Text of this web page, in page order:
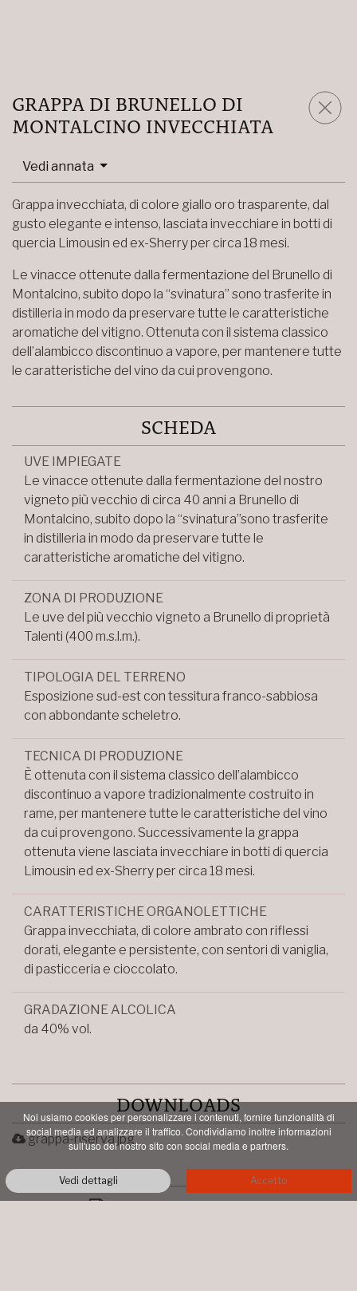
GRAPPA DI BRUNELLO DI
MONTALCINO INVECCHIATA
Vedi annata
Grappa invecchiata, di colore giallo oro trasparente, dal
gusto elegante e intenso, lasciata invecchiare in botti di
quercia Limousin ed ex-Sherry per circa 18 mesi.
Le vinacce ottenute dalla fermentazione del Brunello di
Montalcino, subito dopo la “svinatura” sono trasferite in
distilleria in modo da preservare tutte le caratteristiche
aromatiche del vitigno. Ottenuta con il sistema classico
dell’alambicco discontinuo a vapore, per mantenere tutte
le caratteristiche del vino da cui provengono.
SCHEDA
UVE IMPIEGATE
Le vinacce ottenute dalla fermentazione del nostro
vigneto più vecchio di circa 40 anni a Brunello di
Montalcino, subito dopo la “svinatura”sono trasferite
in distilleria in modo da preservare tutte le
caratteristiche aromatiche del vitigno.
ZONA DI PRODUZIONE
Le uve del più vecchio vigneto a Brunello di proprietà
Talenti (400 m.s.l.m.).
TIPOLOGIA DEL TERRENO
Esposizione sud-est con tessitura franco-sabbiosa
con abbondante scheletro.
TECNICA DI PRODUZIONE
È ottenuta con il sistema classico dell’alambicco
discontinuo a vapore tradizionalmente costruito in
rame, per mantenere tutte le caratteristiche del vino
da cui provengono. Successivamente la grappa
ottenuta viene lasciata invecchiare in botti di quercia
Limousin ed ex-Sherry per circa 18 mesi.
CARATTERISTICHE ORGANOLETTICHE
Grappa invecchiata, di colore ambrato con riflessi
dorati, elegante e persistente, con sentori di vaniglia,
di pasticceria e cioccolato.
GRADAZIONE ALCOLICA
da 40% vol.
DOWNLOADS
grappa-riserva.jpg
PDF STAMPABILE
Noi usiamo cookies per personalizzare i contenuti, fornire funzionalità di
social media ed analizzare il traffico. Condividiamo inoltre informazioni
sull'uso del nostro sito con social media e partners.
Vedi dettagli Accetto